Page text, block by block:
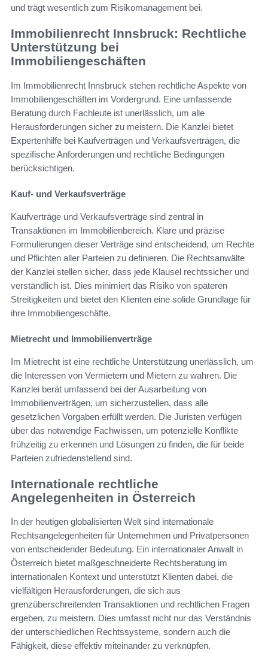
und trägt wesentlich zum Risikomanagement bei.
Immobilienrecht Innsbruck: Rechtliche
Unterstützung bei
Immobiliengeschäften
Im Immobilienrecht Innsbruck stehen rechtliche Aspekte von
Immobiliengeschäften im Vordergrund. Eine umfassende
Beratung durch Fachleute ist unerlässlich, um alle
Herausforderungen sicher zu meistern. Die Kanzlei bietet
Expertenhilfe bei Kaufverträgen und Verkaufsverträgen, die
spezifische Anforderungen und rechtliche Bedingungen
berücksichtigen.
Kauf- und Verkaufsverträge
Kaufverträge und Verkaufsverträge sind zentral in
Transaktionen im Immobilienbereich. Klare und präzise
Formulierungen dieser Verträge sind entscheidend, um Rechte
und Pflichten aller Parteien zu definieren. Die Rechtsanwälte
der Kanzlei stellen sicher, dass jede Klausel rechtssicher und
verständlich ist. Dies minimiert das Risiko von späteren
Streitigkeiten und bietet den Klienten eine solide Grundlage für
ihre Immobiliengeschäfte.
Mietrecht und Immobilienverträge
Im Mietrecht ist eine rechtliche Unterstützung unerlässlich, um
die Interessen von Vermietern und Mietern zu wahren. Die
Kanzlei berät umfassend bei der Ausarbeitung von
Immobilienverträgen, um sicherzustellen, dass alle
gesetzlichen Vorgaben erfüllt werden. Die Juristen verfügen
über das notwendige Fachwissen, um potenzielle Konflikte
frühzeitig zu erkennen und Lösungen zu finden, die für beide
Parteien zufriedenstellend sind.
Internationale rechtliche
Angelegenheiten in Österreich
In der heutigen globalisierten Welt sind internationale
Rechtsangelegenheiten für Unternehmen und Privatpersonen
von entscheidender Bedeutung. Ein internationaler Anwalt in
Österreich bietet maßgeschneiderte Rechtsberatung im
internationalen Kontext und unterstützt Klienten dabei, die
vielfältigen Herausforderungen, die sich aus
grenzüberschreitenden Transaktionen und rechtlichen Fragen
ergeben, zu meistern. Dies umfasst nicht nur das Verständnis
der unterschiedlichen Rechtssysteme, sondern auch die
Fähigkeit, diese effektiv miteinander zu verknüpfen.